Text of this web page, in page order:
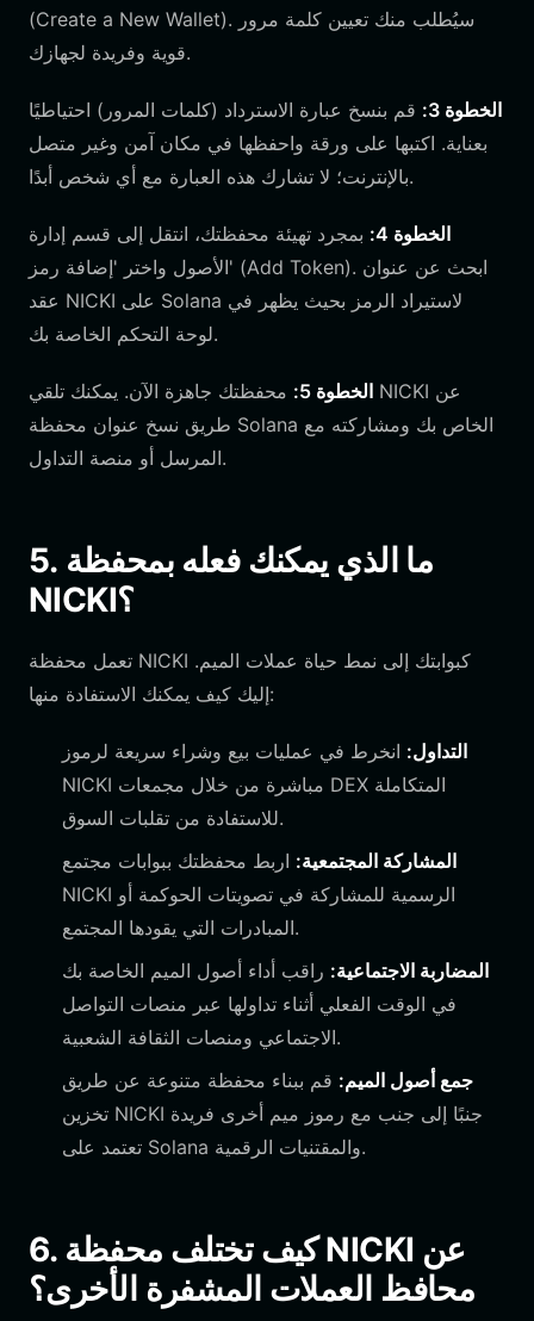
(Create a New Wallet). سيُطلب منك تعيين كلمة مرور
قوية وفريدة لجهازك.
الخطوة 3:
قم بنسخ عبارة الاسترداد (كلمات المرور) احتياطيًا
بعناية. اكتبها على ورقة واحفظها في مكان آمن وغير متصل
بالإنترنت؛ لا تشارك هذه العبارة مع أي شخص أبدًا.
الخطوة 4:
بمجرد تهيئة محفظتك، انتقل إلى قسم إدارة
الأصول واختر 'إضافة رمز' (Add Token). ابحث عن عنوان
عقد NICKI على Solana لاستيراد الرمز بحيث يظهر في
لوحة التحكم الخاصة بك.
الخطوة 5:
محفظتك جاهزة الآن. يمكنك تلقي NICKI عن
طريق نسخ عنوان محفظة Solana الخاص بك ومشاركته مع
المرسل أو منصة التداول.
5. ما الذي يمكنك فعله بمحفظة
NICKI؟
تعمل محفظة NICKI كبوابتك إلى نمط حياة عملات الميم.
إليك كيف يمكنك الاستفادة منها:
التداول: انخرط في عمليات بيع وشراء سريعة لرموز
NICKI مباشرة من خلال مجمعات DEX المتكاملة
للاستفادة من تقلبات السوق.
المشاركة المجتمعية: اربط محفظتك ببوابات مجتمع
NICKI الرسمية للمشاركة في تصويتات الحوكمة أو
المبادرات التي يقودها المجتمع.
المضاربة الاجتماعية: راقب أداء أصول الميم الخاصة بك
في الوقت الفعلي أثناء تداولها عبر منصات التواصل
الاجتماعي ومنصات الثقافة الشعبية.
جمع أصول الميم: قم ببناء محفظة متنوعة عن طريق
تخزين NICKI جنبًا إلى جنب مع رموز ميم أخرى فريدة
تعتمد على Solana والمقتنيات الرقمية.
6. كيف تختلف محفظة NICKI عن
محافظ العملات المشفرة الأخرى؟